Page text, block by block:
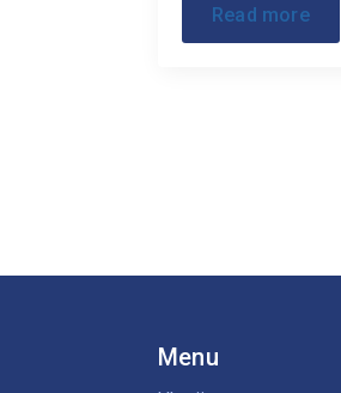
Read more
Menu